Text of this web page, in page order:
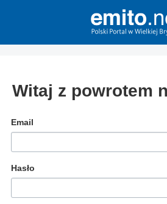
Witaj z powrotem
Email
Hasło